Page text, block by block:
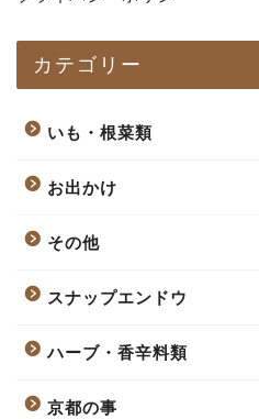
カテゴリー
いも・根菜類
お出かけ
その他
スナップエンドウ
ハーブ・香辛料類
京都の事